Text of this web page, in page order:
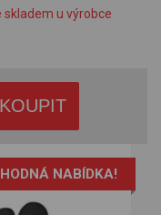
skladem u výrobce
NABÍDKA!